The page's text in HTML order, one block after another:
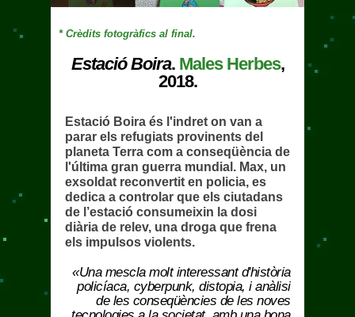
* Crèdits fotogràfics al final.
Estació Boira. Males Herbes,
2018.
Estació Boira és l'indret on van a
parar els refugiats provinents del
planeta Terra com a conseqüència de
l'última gran guerra mundial. Max, un
exsoldat reconvertit en policia, es
dedica a controlar que els ciutadans
de l’estació consumeixin la dosi
diària de relev, una droga que frena
els impulsos violents.
«Una mescla molt interessant d'història
policíaca, cyberpunk, distopia, i anàlisi
de les conseqüències de les noves